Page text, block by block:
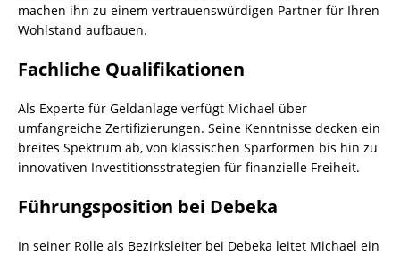
machen ihn zu einem vertrauenswürdigen Partner für Ihren
Wohlstand aufbauen.
Fachliche Qualifikationen
Als Experte für Geldanlage verfügt Michael über
umfangreiche Zertifizierungen. Seine Kenntnisse decken ein
breites Spektrum ab, von klassischen Sparformen bis hin zu
innovativen Investitionsstrategien für finanzielle Freiheit.
Führungsposition bei Debeka
In seiner Rolle als Bezirksleiter bei Debeka leitet Michael ein